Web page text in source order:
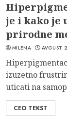
je i kako
prirodne
MILENA AVGUST
izuzetno
uticati na
CEO TEKST